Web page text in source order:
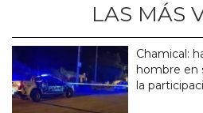
LAS MÁS
Chamical:
hombre en
la